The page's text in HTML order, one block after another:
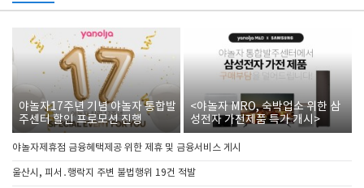
야놀자17주년 기념 야놀자 통합발
주센터 할인 프로모션 진행
<야놀자 MRO, 숙박업소 위한 삼
성전자 가전제품 특가 개시>
야놀자제휴점 금융혜택제공 위한 제휴 및 금융서비스 게시
울산시, 피서․행락지 주변 불법행위 19건 적발